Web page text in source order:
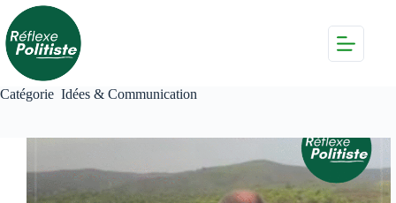
Passer
au
contenu
Catégorie Idées & Communication